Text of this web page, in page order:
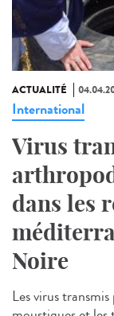
ACTUALITÉ
International
Virus
dans les
Noire
Les virus